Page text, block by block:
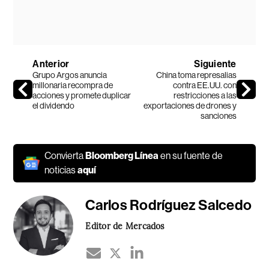
Anterior
Grupo Argos anuncia
millonaria recompra de
acciones y promete duplicar
el dividendo
Siguiente
China toma represalias
contra EE.UU. con
restricciones a las
exportaciones de drones y
sanciones
ConviertaBloomberg Líneaen su fuente de
noticiasaquí
Carlos Rodríguez Salcedo
Editor de Mercados